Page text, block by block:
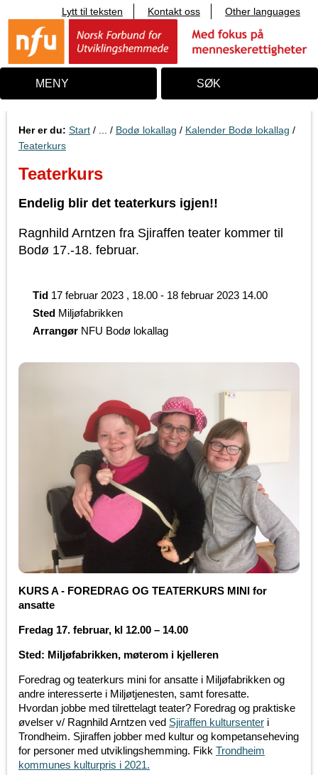
i
n
o
Lytt til teksten Kontakt oss Other languages
MENY SØK
Her er du: Start / ... / Bodø lokallag / Kalender Bodø lokallag /
Teaterkurs
Teaterkurs
Endelig blir det teaterkurs igjen!!
Ragnhild Arntzen fra Sjiraffen teater kommer til
Bodø 17.-18. februar.
Tid 17 februar 2023 , 18.00 - 18 februar 2023 14.00
Sted Miljøfabrikken
Arrangør NFU Bodø lokallag
KURS A - FOREDRAG OG TEATERKURS MINI for
ansatte
Fredag 17. februar, kl 12.00 – 14.00
Sted: Miljøfabrikken, møterom i kjelleren
Foredrag og teaterkurs mini for ansatte i Miljøfabrikken og
andre interesserte i Miljøtjenesten, samt foresatte.
Hvordan jobbe med tilrettelagt teater? Foredrag og praktiske
øvelser v/ Ragnhild Arntzen ved Sjiraffen kultursenter i
Trondheim. Sjiraffen jobber med kultur og kompetanseheving
for personer med utviklingshemming. Fikk Trondheim
kommunes kulturpris i 2021.